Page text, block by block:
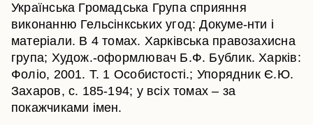
Українська Громадська Група сприяння
виконанню Гельсінкських угод: Докуме-нти і
матеріали. В 4 томах. Харківська правозахисна
група; Худож.-оформлювач Б.Ф. Бублик. Харків:
Фоліо, 2001. Т. 1 Особистості.; Упорядник Є.Ю.
Захаров, с. 185-194; у всіх томах – за
покажчиками імен.